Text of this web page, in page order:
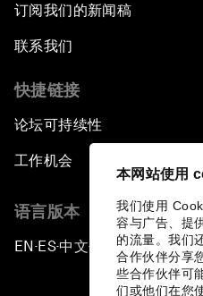
本网站使用
我们使用
容与广告、提
的流量。我们
合作伙伴分享
些合作伙伴可
们或他们在您
订阅我们的新闻稿
联系我们
快捷链接
论坛可持续性
工作机会
语言版本
EN ▪ES▪中文▪ 日本語